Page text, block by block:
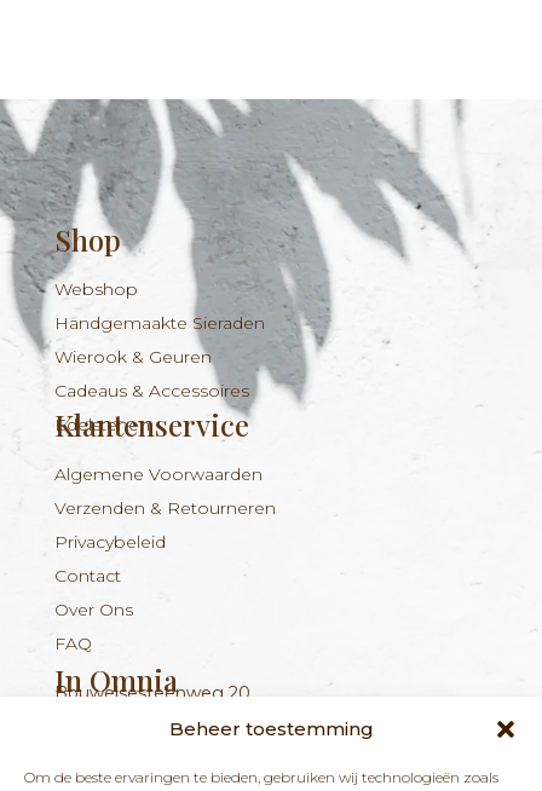
Beheer toestemming
Om de beste ervaringen te bieden, gebruiken wij technologieën zoals
Shop
Webshop
Handgemaakte Sieraden
Wierook & Geuren
Cadeaus & Accessoires
Edelstenen
Klantenservice
Algemene Voorwaarden
Verzenden & Retourneren
Privacybeleid
Contact
Over Ons
FAQ
In Omnia
Bouwelsesteenweg 20
BE 1029.893.045
info@inomnia.be
+324 56 96 16 94
Nieuwsbrief